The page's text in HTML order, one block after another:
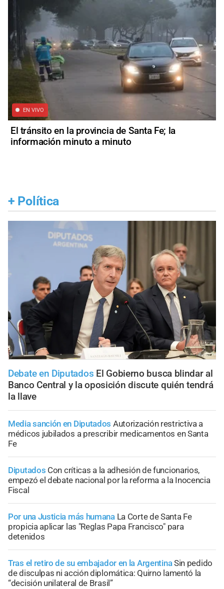
EN VIVO
El tránsito en la provincia de Santa Fe; la
información minuto a minuto
+ Política
Debate en Diputados El Gobierno busca blindar al
Banco Central y la oposición discute quién tendrá
la llave
Media sanción en Diputados Autorización restrictiva a
médicos jubilados a prescribir medicamentos en Santa
Fe
Diputados Con críticas a la adhesión de funcionarios,
empezó el debate nacional por la reforma a la Inocencia
Fiscal
Por una Justicia más humana La Corte de Santa Fe
propicia aplicar las "Reglas Papa Francisco" para
detenidos
Tras el retiro de su embajador en la ArgentinaSin pedido
de disculpas ni acción diplomática: Quirno lamentó la
“decisión unilateral de Brasil”